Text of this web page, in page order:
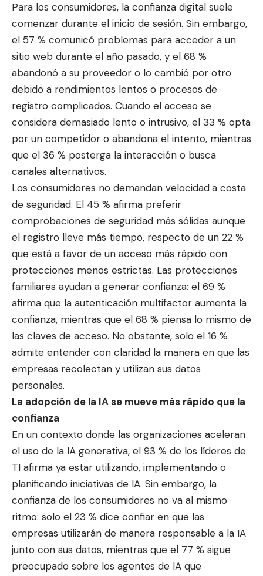
Para los consumidores, la confianza digital suele
comenzar durante el inicio de sesión. Sin embargo,
el 57 % comunicó problemas para acceder a un
sitio web durante el año pasado, y el 68 %
abandonó a su proveedor o lo cambió por otro
debido a rendimientos lentos o procesos de
registro complicados. Cuando el acceso se
considera demasiado lento o intrusivo, el 33 % opta
por un competidor o abandona el intento, mientras
que el 36 % posterga la interacción o busca
canales alternativos.
Los consumidores no demandan velocidada costa
de seguridad. El 45 % afirma preferir
comprobaciones de seguridad más sólidas aunque
el registro lleve más tiempo, respecto de un 22 %
que está a favor de un acceso más rápido con
protecciones menos estrictas. Las protecciones
familiares ayudan a generar confianza: el 69 %
afirma que la autenticación multifactor aumenta la
confianza, mientras que el 68 % piensa lo mismo de
las claves de acceso. No obstante, solo el 16 %
admite entender con claridad la manera en que las
empresas recolectan y utilizan sus datos
personales.
La adopción de la IA se mueve más rápido que la
confianza
En un contexto donde las organizaciones aceleran
el uso de la IA generativa, el 93 % de los líderes de
TI afirma ya estar utilizando, implementando o
planificando iniciativas de IA. Sin embargo, la
confianza de los consumidores no va al mismo
ritmo: solo el 23 % dice confiar en que las
empresas utilizarán de manera responsable a la IA
junto con sus datos, mientras que el 77 % sigue
preocupado sobre los agentes de IA que